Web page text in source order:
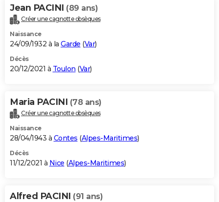
Jean PACINI (89 ans)
Créer une cagnotte obsèques
Naissance
24/09/1932 à la Garde (Var)
Décès
20/12/2021 à Toulon (Var)
Maria PACINI (78 ans)
Créer une cagnotte obsèques
Naissance
28/04/1943 à Contes (Alpes-Maritimes)
Décès
11/12/2021 à Nice (Alpes-Maritimes)
Alfred PACINI (91 ans)